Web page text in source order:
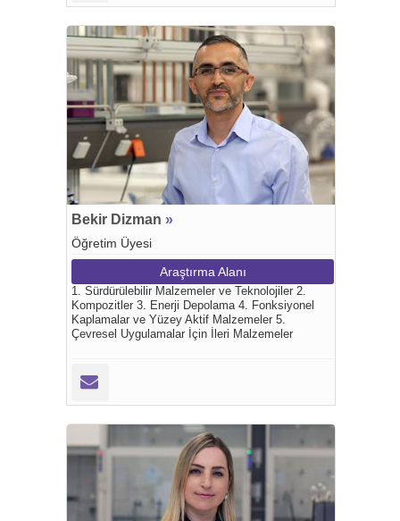
Bekir Dizman »
Öğretim Üyesi
Araştırma Alanı
1. Sürdürülebilir Malzemeler ve Teknolojiler 2.
Kompozitler 3. Enerji Depolama 4. Fonksiyonel
Kaplamalar ve Yüzey Aktif Malzemeler 5.
Çevresel Uygulamalar İçin İleri Malzemeler